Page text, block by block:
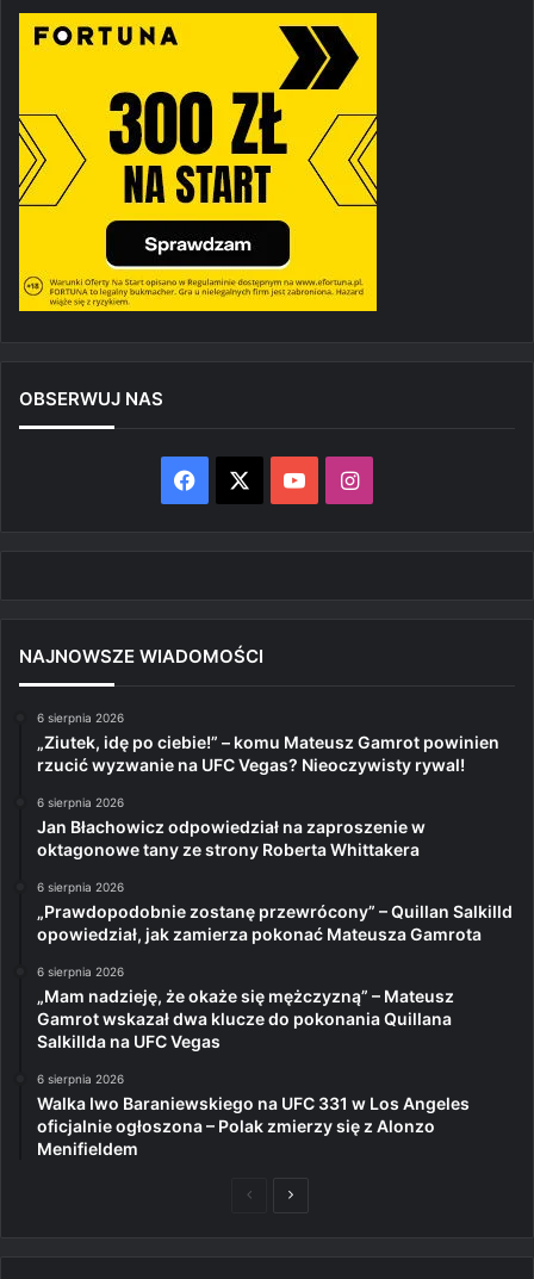
OBSERWUJ NAS
Facebook YouTubeInstagram
NAJNOWSZE WIADOMOŚCI
6 sierpnia 2026
„Ziutek, idę po ciebie!” – komu Mateusz Gamrot powinien
rzucić wyzwanie na UFC Vegas? Nieoczywisty rywal!
6 sierpnia 2026
Jan Błachowicz odpowiedział na zaproszenie w
oktagonowe tany ze strony Roberta Whittakera
6 sierpnia 2026
„Prawdopodobnie zostanę przewrócony” – Quillan Salkilld
opowiedział, jak zamierza pokonać Mateusza Gamrota
6 sierpnia 2026
„Mam nadzieję, że okaże się mężczyzną” – Mateusz
Gamrot wskazał dwa klucze do pokonania Quillana
Salkillda na UFC Vegas
6 sierpnia 2026
Walka Iwo Baraniewskiego na UFC 331 w Los Angeles
oficjalnie ogłoszona – Polak zmierzy się z Alonzo
Menifieldem
PoprzedniaNastępna